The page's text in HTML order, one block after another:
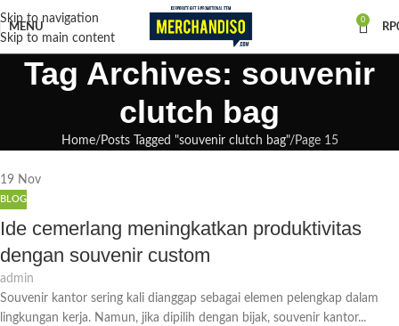
Skip to navigation
Skip to main content
MENU
0
RP
Tag Archives: souvenir
clutch bag
Home Posts Tagged "souvenir clutch bag" Page 15
19 Nov
BLOG
Ide cemerlang meningkatkan produktivitas
dengan souvenir custom
admin
Souvenir kantor sering kali dianggap sebagai elemen pelengkap dalam
lingkungan kerja. Namun, jika dipilih dengan bijak, souvenir kantor...